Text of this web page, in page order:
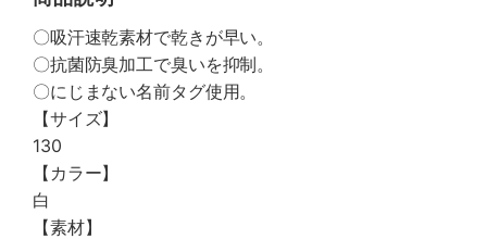
〇吸汗速乾素材で乾きが早い。
〇抗菌防臭加工で臭いを抑制。
〇にじまない名前タグ使用。
【サイズ】
130
【カラー】
白
【素材】